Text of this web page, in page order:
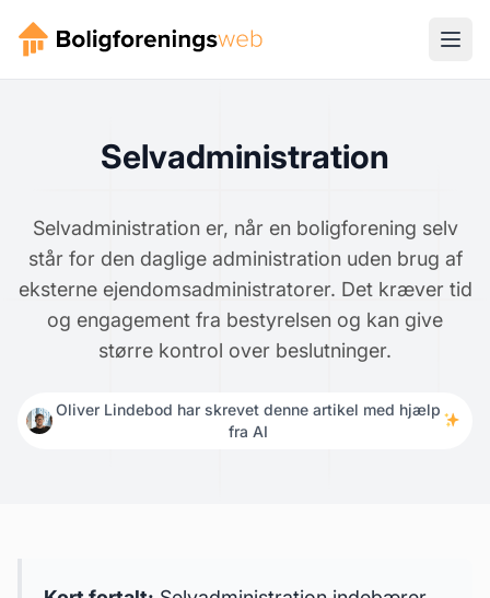
Selvadministration
Selvadministration er, når en boligforening selv
står for den daglige administration uden brug af
eksterne ejendomsadministratorer. Det kræver tid
og engagement fra bestyrelsen og kan give
større kontrol over beslutninger.
Oliver Lindebod har skrevet denne artikel med hjælp
fra AI